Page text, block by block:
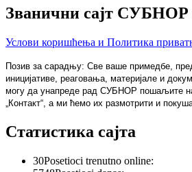
Званични сајт СУБНОР
Услови коришћења и Политика
Позив за сарадњу: Све ваше примедбе,
иницијативе, реаговања, материјале и
могу да унапреде рад СУБНОР пошаљите
„Контакт“, а ми ћемо их размотрити и
Статистика сајта
30Posetioci trenutno online: